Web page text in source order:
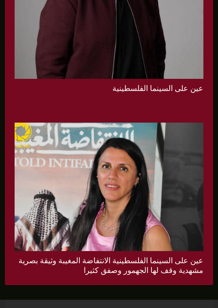
عين على السينما الفلسطينية
عين على السينما الفلسطينية الانتفاضة المغيبة وثيقة بصرية
مشهدية وقف لها الجهمور وصفق كثيرا